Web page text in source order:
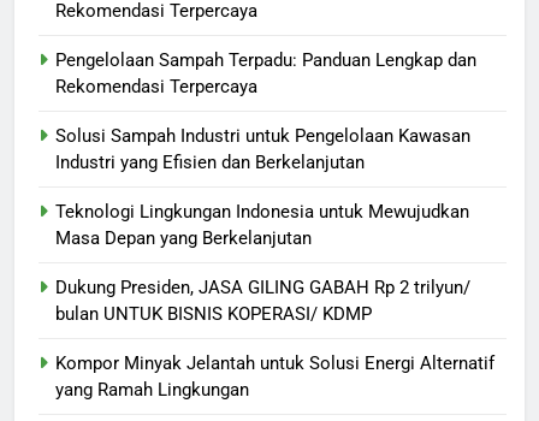
Rekomendasi Terpercaya
Pengelolaan Sampah Terpadu: Panduan Lengkap dan
Rekomendasi Terpercaya
Solusi Sampah Industri untuk Pengelolaan Kawasan
Industri yang Efisien dan Berkelanjutan
Teknologi Lingkungan Indonesia untuk Mewujudkan
Masa Depan yang Berkelanjutan
Dukung Presiden, JASA GILING GABAH Rp 2 trilyun/
bulan UNTUK BISNIS KOPERASI/ KDMP
Kompor Minyak Jelantah untuk Solusi Energi Alternatif
yang Ramah Lingkungan